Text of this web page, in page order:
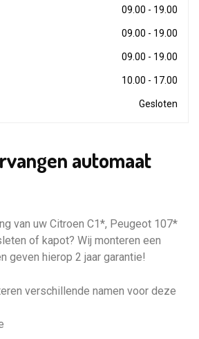
09.00 - 19.00
09.00 - 19.00
09.00 - 19.00
10.00 - 17.00
Gesloten
automaat
van uw Citroen C1*, Peugeot 107*
of kapot? Wij monteren een
geven hierop 2 jaar garantie!
verschillende namen voor deze